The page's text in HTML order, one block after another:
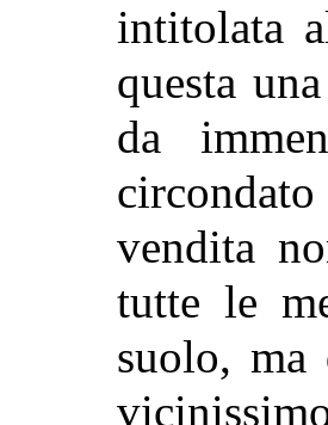
intitolata
questa
da
vendita
tutte le
suolo, ma